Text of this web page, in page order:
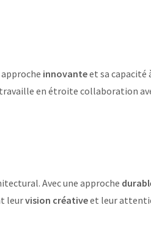
innovanteet sa capacité
en étroite collaboration
Avec une approche
leurvision créativeet leur